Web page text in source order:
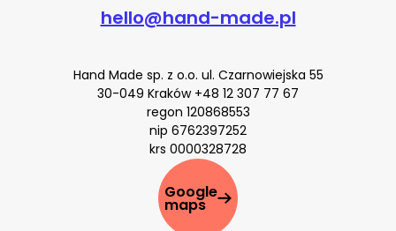
hello@hand-made.pl
Hand Made sp. z o.o. ul. Czarnowiejska 55
30-049 Kraków +48 12 307 77 67
regon 120868553
nip 6762397252
krs 0000328728
Google
maps